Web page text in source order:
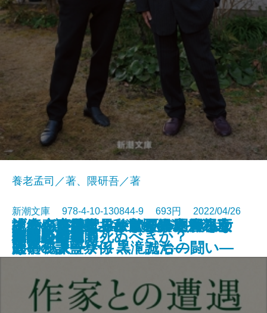
雪国
その名を暴け―＃MeTooに火をつ
けたジャーナリストたちの闘い―
気狂いピエロ
この恋が壊れるまで夏が終わらな
い
地底の魔術王―私立探偵 明智小五
郎―
八本目の槍
生きがい―世界が驚く日本人の幸
せの秘訣―
ノモレ
ブラッディ・ファミリー―警視庁
人事一課監察係 黒滝誠治―
日本人はどう死ぬべきか？
養老孟司／著、隈研吾／著
新潮文庫 978-4-10-130844-9 693円 2022/04/26
文庫
作家との遭遇
ハレルヤ
すごい言い訳！―漱石の冷や汗、
太宰の大ウソ―
古都
嵐吹く時も
幽世の薬剤師
肖像彫刻家
少年
格闘
試練―護衛艦あおぎり艦長 早乙女
碧―